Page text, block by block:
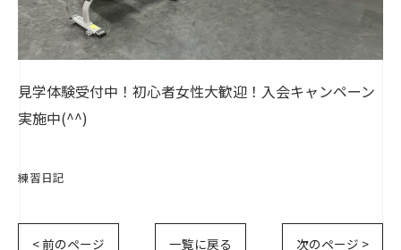
見学体験受付中！初心者女性大歓迎！入会キャンペーン
実施中(^^)
練習日記
< 前のページ 一覧に戻る 次のページ >